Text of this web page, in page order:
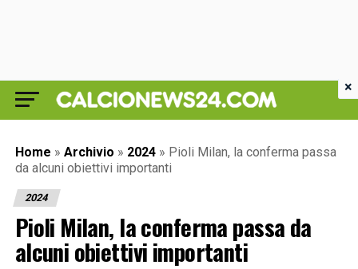
Home » Archivio » 2024 » Pioli Milan, la conferma passa
da alcuni obiettivi importanti
2024
Pioli Milan, la conferma passa da
alcuni obiettivi importanti
×